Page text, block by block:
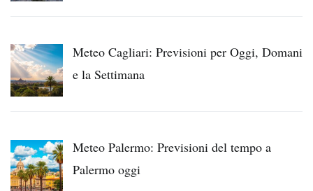
Meteo Cagliari: Previsioni per Oggi, Domani
e la Settimana
Meteo Palermo: Previsioni del tempo a
Palermo oggi